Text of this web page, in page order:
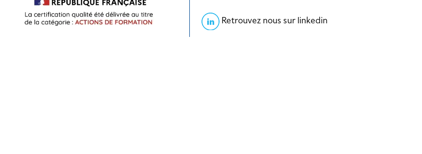
Retrouvez nous sur linkedin